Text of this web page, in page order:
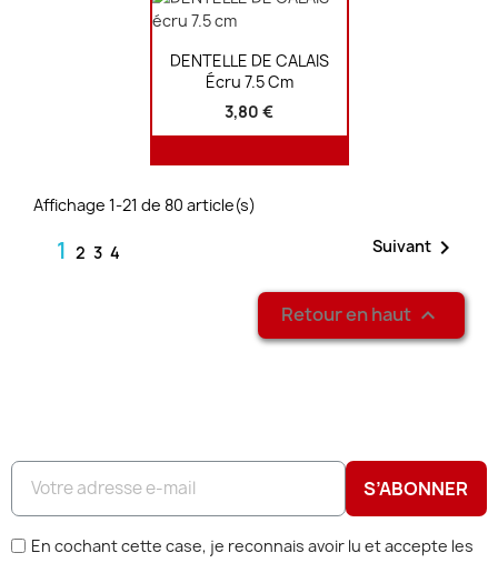
Aperçu rapide
DENTELLE DE CALAIS
Écru 7.5 Cm
3,80 €
Affichage 1-21 de 80 article(s)
1 2 3 4 Suivant 
Retour en haut 
S’ABONNER
En cochant cette case, je reconnais avoir lu et accepte les